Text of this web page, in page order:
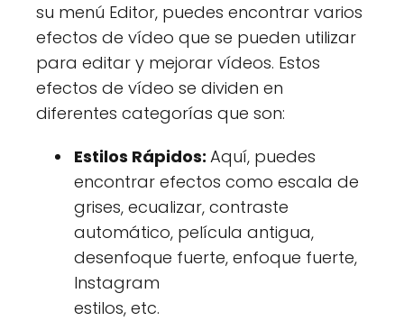
su menú Editor, puedes encontrar varios
efectos de vídeo que se pueden utilizar
para editar y mejorar vídeos. Estos
efectos de vídeo se dividen en
diferentes categorías que son:
Estilos Rápidos: Aquí, puedes
encontrar efectos como escala de
grises, ecualizar, contraste
automático, película antigua,
desenfoque fuerte, enfoque fuerte,
Instagram
estilos, etc.